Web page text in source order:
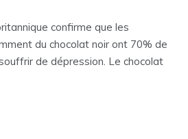
confirme que les
du chocolat noir ont 70% de
de dépression. Le chocolat